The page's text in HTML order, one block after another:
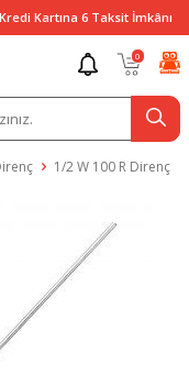
Kartına 6 Taksit İmkânı
0
1/2 W 100 R Direnç